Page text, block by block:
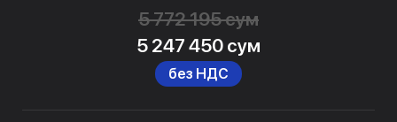
5 772 195 сум
5 247 450 сум
без НДС